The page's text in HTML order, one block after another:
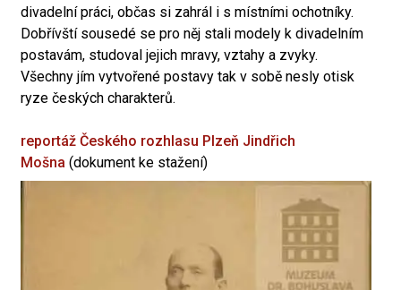
divadelní práci, občas si zahrál i s místními ochotníky.
Dobřívští sousedé se pro něj stali modely k divadelním
postavám, studoval jejich mravy, vztahy a zvyky.
Všechny jím vytvořené postavy tak v sobě nesly otisk
ryze českých charakterů.
reportáž Českého rozhlasu Plzeň Jindřich
Mošna (dokument ke stažení)